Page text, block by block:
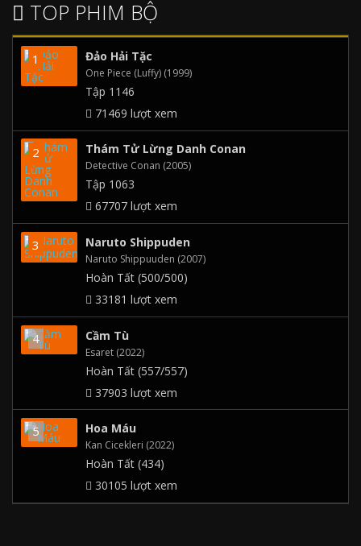
TOP PHIM BỘ
Đảo Hải Tặc
One Piece (Luffy) (1999)
Tập 1146
71469 lượt xem
Thám Tử Lừng Danh Conan
Detective Conan (2005)
Tập 1063
67707 lượt xem
Naruto Shippuden
Naruto Shippuuden (2007)
Hoàn Tất (500/500)
33181 lượt xem
Cầm Tù
Esaret (2022)
Hoàn Tất (557/557)
37903 lượt xem
Hoa Máu
Kan Cicekleri (2022)
Hoàn Tất (434)
30105 lượt xem